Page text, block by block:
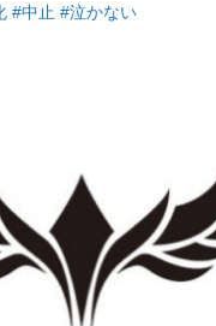
#中止 #泣かない